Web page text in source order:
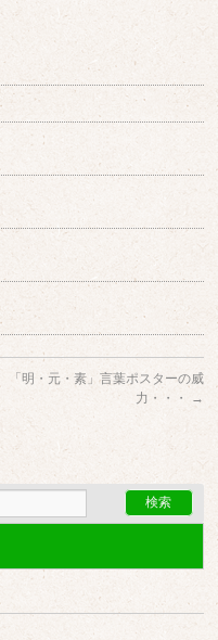
「明・元・素」言葉ポスターの威
力・・・
→